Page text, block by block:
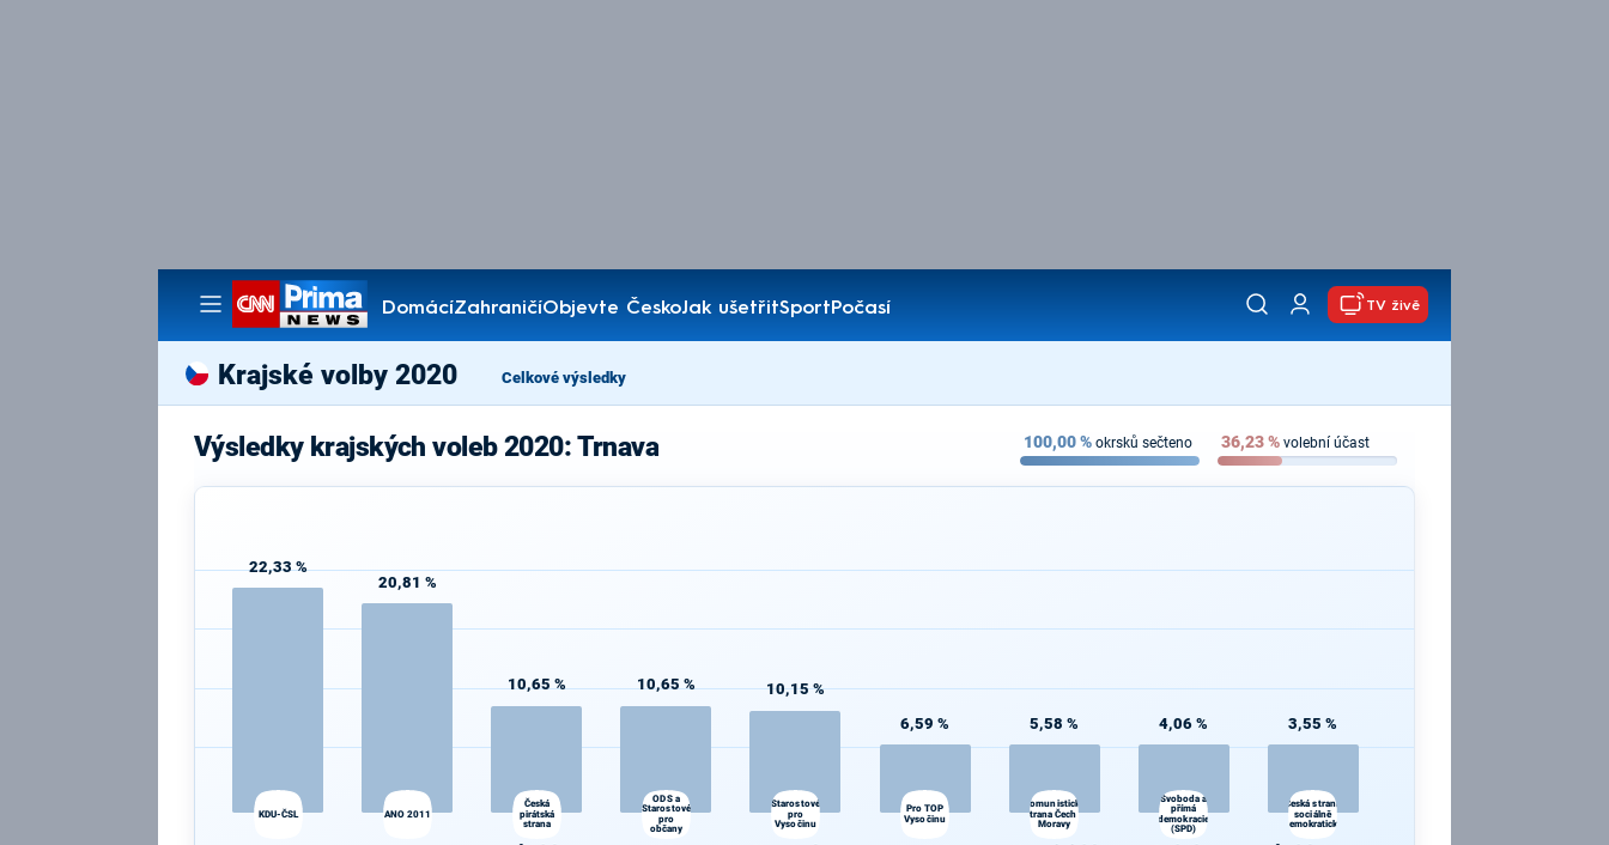
DomácíZahraničíObjevte ČeskoJak ušetřitSportPočasí
Pořady
TV živě
Krajské volby 2020 Celkové výsledky
Výsledky krajských voleb 2020: Trnava 100,00% okrsků sečteno 36,23% volební účast
22,33 %
KDU-ČSL
20,81 %
ANO 2011
10,65 %
Česká
pirátská
strana
10,65 %
ODS a
Starostové
pro
občany
10,15 %
Starostové
pro
Vysočinu
6,59 %
Pro TOP
Vysočinu
5,58 %
Komunistická
strana Čech a
Moravy
4,06 %
Svoboda a
přímá
demokracie
(SPD)
3,55 %
Česká strana
sociálně
demokratická